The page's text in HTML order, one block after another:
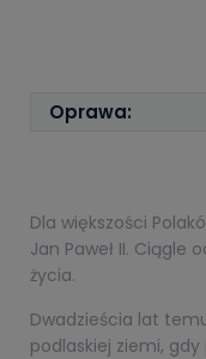
Oprawa:
Dla większości
Jan Paweł II.
życia.
Dwadzieścia lat
podlaskiej ziemi, gdy